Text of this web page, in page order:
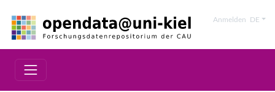
Anmelden DE